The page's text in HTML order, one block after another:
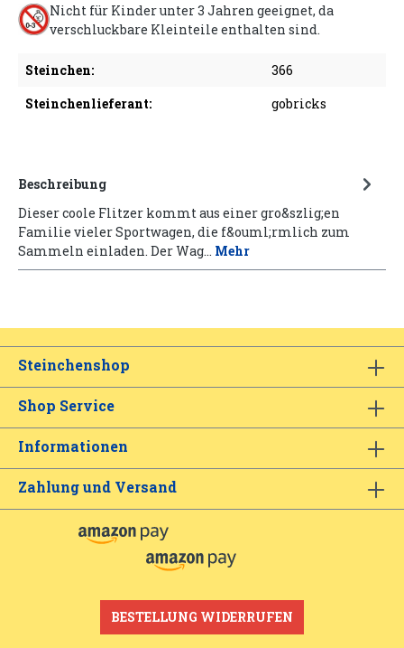
Nicht für Kinder unter 3 Jahren geeignet, da
verschluckbare Kleinteile enthalten sind.
Steinchen:
366
Steinchenlieferant:
gobricks
Beschreibung
Dieser coole Flitzer kommt aus einer gro&szlig;en
Familie vieler Sportwagen, die f&ouml;rmlich zum
Sammeln einladen. Der Wag… Mehr
Steinchenshop
Shop Service
Informationen
Zahlung und Versand
BESTELLUNG WIDERRUFEN